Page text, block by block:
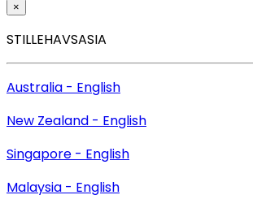
×
STILLEHAVSASIA
Australia - English
New Zealand - English
Singapore - English
Malaysia - English